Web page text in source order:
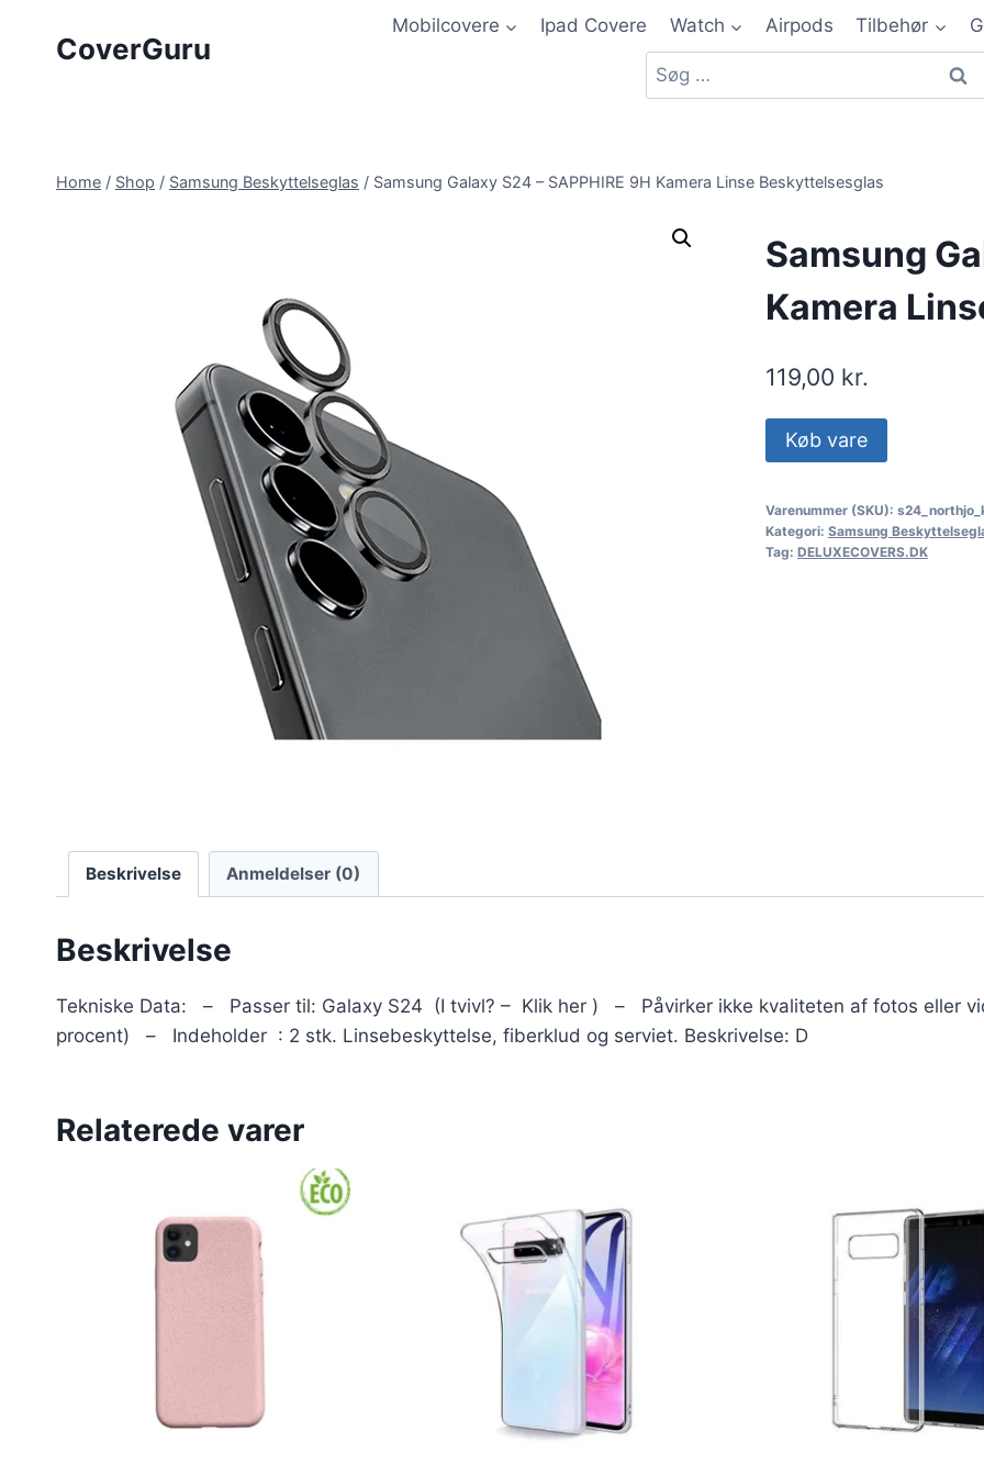
CoverGuru
Mobilcovere Ipad Covere Watch Airpods Tilbehør
Home / Shop / Samsung Beskyttelseglas / Samsung Galaxy S24 – SAPPHIRE 9H Kamera Linse Beskyttelsesglas
Samsung
Kamera
119,00 kr.
Køb vare
Varenummer (SKU):
Kategori: Samsung
Tag: DELUXECOVERS.DK
Beskrivelse Anmeldelser (0)
Beskrivelse
Tekniske Data: – Passer til: Galaxy S24 (I tvivl? – Klik her ) – Påvirker ikke kvaliteten af fotos eller
procent) – Indeholder : 2 stk. Linsebeskyttelse, fiberklud og serviet. Beskrivelse: D
Relaterede varer